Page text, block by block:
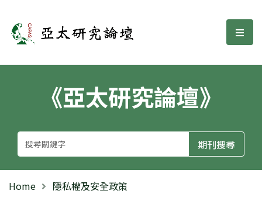
亞太研究論壇 選
《亞太研究論壇》
Home 隱私權及安全政策